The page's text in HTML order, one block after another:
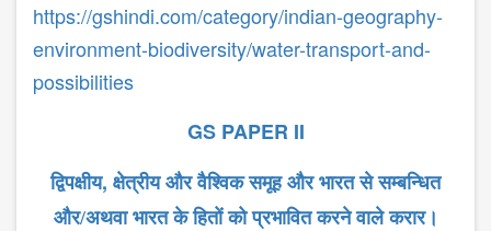
https://gshindi.com/category/indian-geography-
environment-biodiversity/water-transport-and-
possibilities
GS PAPER II
द्विपक्षीय, क्षेत्रीय और वैश्विक समूह और भारत से सम्ब​न्धित
और/अथवा भारत के हितों को प्रभावित करने वाले करार।